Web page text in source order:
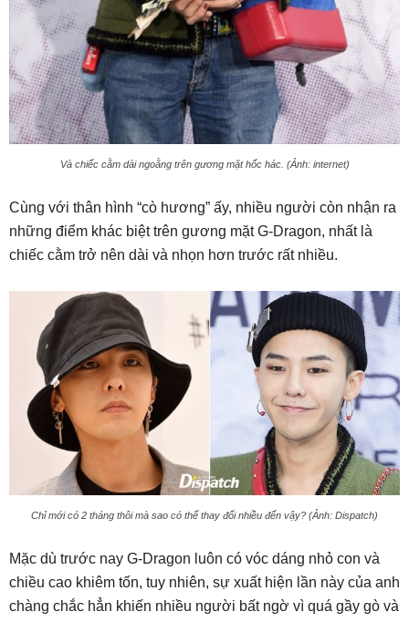
Và chiếc cằm dài ngoằng trên gương mặt hốc hác. (Ảnh: internet)
Cùng với thân hình “cò hương” ấy, nhiều người còn nhận ra
những điểm khác biệt trên gương mặt G-Dragon, nhất là
chiếc cằm trở nên dài và nhọn hơn trước rất nhiều.
Chỉ mới có 2 tháng thôi mà sao có thể thay đổi nhiều đến vậy? (Ảnh: Dispatch)
Mặc dù trước nay G-Dragon luôn có vóc dáng nhỏ con và
chiều cao khiêm tốn, tuy nhiên, sự xuất hiện lần này của anh
chàng chắc hẳn khiến nhiều người bất ngờ vì quá gầy gò và